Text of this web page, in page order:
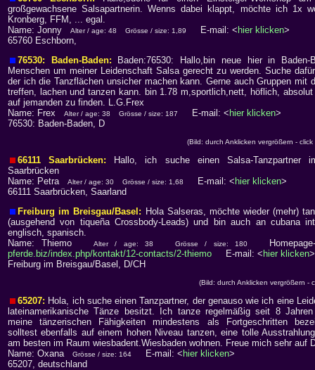
großgewachsene Salsapartnerin. Wenns dabei klappt, möchte ich 1x
Kronberg, FFM, ... egal.
Name: Jonny
Alter / age: 48 Grösse / size: 1,89 E-mail: < hier klicken>
65760 Eschborn,
76530: Baden-Baden:
Baden:76530: Hallo,bin neue hier in
Menschen um meiner Leidenschaft Salsa gerecht zu werden. Suche
der ich die Tanzflächen unsicher machen kann. Gerne auch Gruppen mit
treffen, lachen und tanzen kann. bin 1.78 m,sportlich,nett, höflich,
auf jemanden zu finden. L.G.Frex
Name: Frex
Alter / age: 38 Grösse / size: 187 E-mail: < hier klicken>
76530: Baden-Baden, D
(Bild: durch Anklicken vergrößern -
66111 Saarbrücken:
Hallo, ich suche einen Salsa-Tanzpartner
Saarbrücken
Name: Petra
Alter / age: 30 Grösse / size: 1,68 E-mail: < hier klicken>
66111 Saarbrücken, Saarland
Freiburg im Breisgau/Basel: Hola Salseras, möchte wieder (mehr)
(ausgehend von tiqueña Crossbody-Leads) und bin auch an cubana
englisch, spanisch.
Name: ThiemoAlter / age: 38 Grösse / size: 180
pferde.biz/index.php/kontakt/12-contacts/2-thiemo E-mail: < hier klicken>
Freiburg im Breisgau/Basel, D/CH
(Bild: durch Anklicken vergrößern -
65207: Hola, ich suche einen Tanzpartner, der genauso wie ich eine
lateinamerikanische Tänze besitzt. Ich tanze regelmäßig seit 8
meine tänzerischen Fähigkeiten mindestens als Fortgeschritten
solltest ebenfalls auf einem hohen Niveau tanzen, eine tolle
am besten im Raum wiesbadent.Wiesbaden wohnen. Freue mich sehr auf
Name: Oxana
Grösse / size: 164 E-mail: < hier klicken>
65207, deutschland